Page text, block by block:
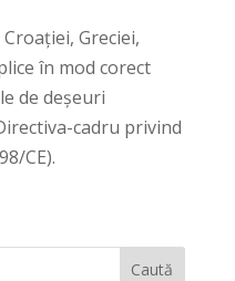
Greciei,
în mod corect
de deșeuri
cadru privind
CE).
Caută